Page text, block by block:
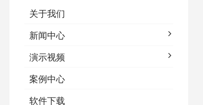
关于我们
新闻中心
演示视频
案例中心
软件下载